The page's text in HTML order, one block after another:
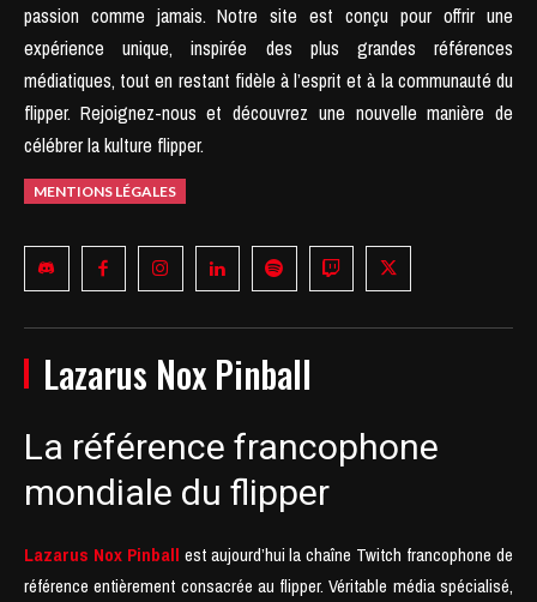
passion comme jamais. Notre site est conçu pour offrir une
expérience unique, inspirée des plus grandes références
médiatiques, tout en restant fidèle à l’esprit et à la communauté du
flipper. Rejoignez-nous et découvrez une nouvelle manière de
célébrer la kulture flipper.
MENTIONS LÉGALES
Lazarus Nox Pinball
La référence francophone
mondiale du flipper
Lazarus Nox Pinball est aujourd’hui la chaîne Twitch francophone de
référence entièrement consacrée au flipper. Véritable média spécialisé,